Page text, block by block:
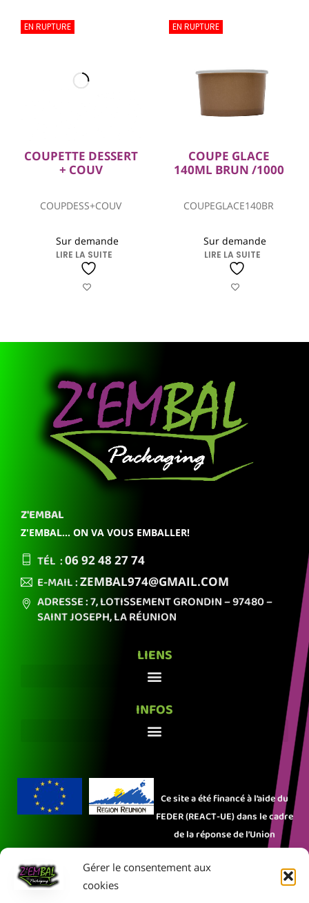
Gérer le consentement aux
cookies
EN RUPTURE
COUPETTE DESSERT
+ COUV
COUPDESS+COUV
Sur demande
LIRE LA SUITE
EN RUPTURE
COUPE GLACE
140ML BRUN /1000
COUPEGLACE140BR
Sur demande
LIRE LA SUITE
Z'EMBAL
Z'EMBAL... ON VA VOUS EMBALLER!
TÉL :06 9248 27 74
E-MAIL :ZEMBAL974@GMAIL.COM
ADRESSE : 7, LOTISSEMENT GRONDIN– 97480 –
SAINT JOSEPH,LA RÉUNION
LIENS
INFOS
Ce site a été financé à l’aide du
FEDER (REACT-UE) dans le cadre
de la réponse de l’Union
européenne à la pandémie
COVID-19. L’Europe s’engage à La